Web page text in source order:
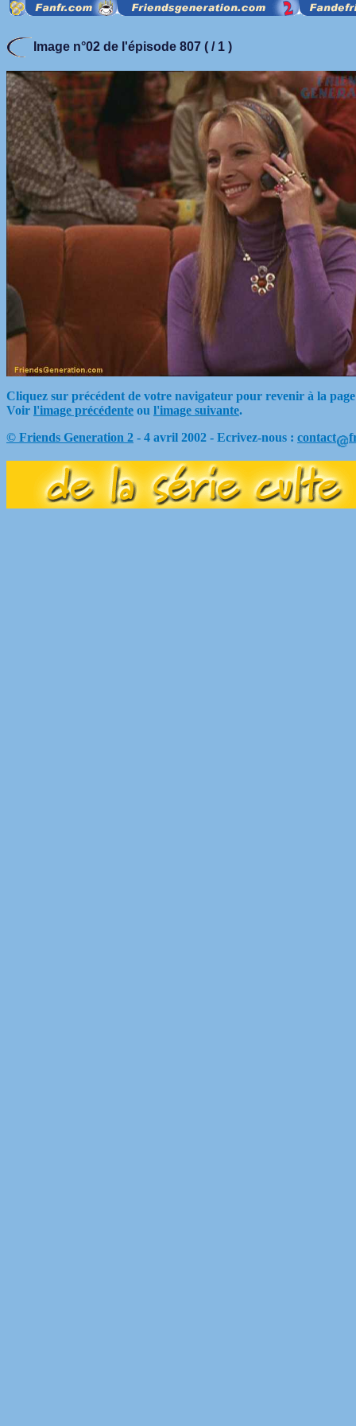
Image n°02 de l'épisode 807 ( / 1 )
Cliquez sur précédent de votre navigateur pour revenir à la
Voir l'image précédente ou l'image suivante.
© Friends Generation 2 - 4 avril 2002 - Ecrivez-nous : contact